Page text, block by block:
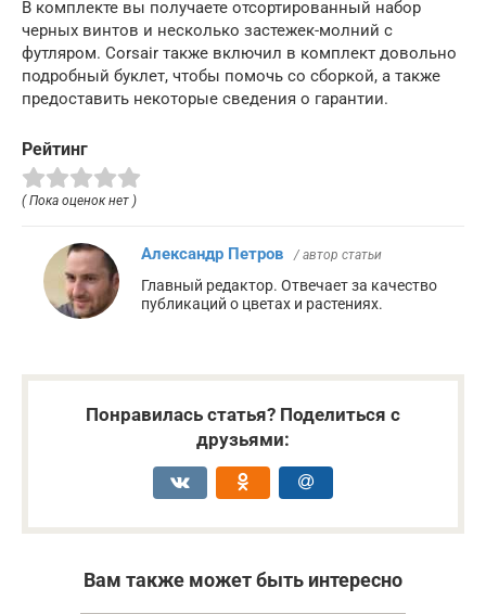
В комплекте вы получаете отсортированный набор
черных винтов и несколько застежек-молний с
футляром. Corsair также включил в комплект довольно
подробный буклет, чтобы помочь со сборкой, а также
предоставить некоторые сведения о гарантии.
Рейтинг
( Пока оценок нет )
Александр Петров / автор статьи
Главный редактор. Отвечает за качество
публикаций о цветах и растениях.
Понравилась статья? Поделиться с
друзьями:
Вам также может быть интересно